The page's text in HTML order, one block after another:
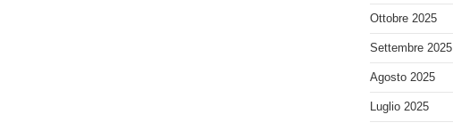
Ottobre 2025
Settembre 2025
Agosto 2025
Luglio 2025